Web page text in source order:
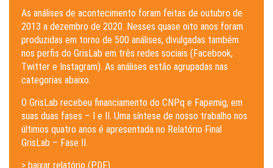
As análises de acontecimento foram feitas de outubro de
2013 a dezembro de 2020. Nesses quase oito anos foram
produzidas em torno de 500 análises, divulgadas também
nos perfis do GrisLab em três redes sociais (Facebook,
Twitter e Instagram). As análises estão agrupadas nas
categorias abaixo.
O GrisLab recebeu financiamento do CNPq e Fapemig, em
suas duas fases – I e II. Uma síntese de nosso trabalho nos
últimos quatro anos é apresentada no Relatório Final
GrisLab – Fase II.
> baixar relatório (PDF)